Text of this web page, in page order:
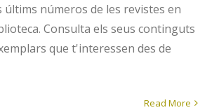
últims números de les revistes en
Consulta els seus continguts
que t'interessen des de
Read More